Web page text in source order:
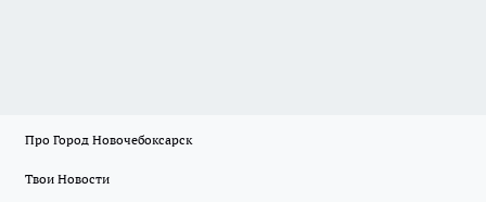
Про Город Новочебоксарск
Твои Новости